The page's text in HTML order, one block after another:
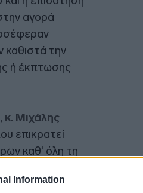
Information
αγορά
καθιστά την
ή έκπτωσης
Μιχάλης
επικρατεί
καθ' όλη τη